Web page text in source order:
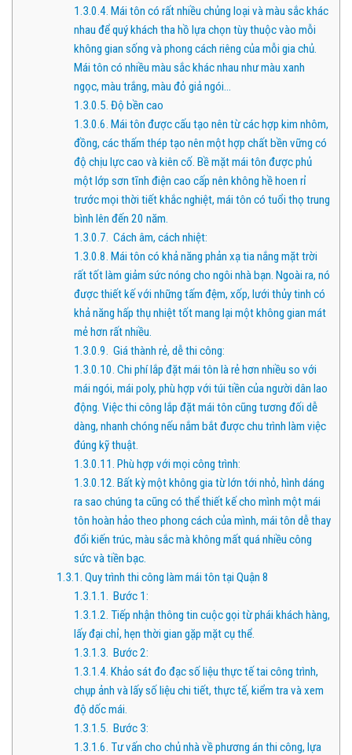
1.3.0.4. Mái tôn có rất nhiều chủng loại và màu sắc khác
nhau để quý khách tha hồ lựa chọn tùy thuộc vào mỗi
không gian sống và phong cách riêng của mỗi gia chủ.
Mái tôn có nhiều màu sắc khác nhau như màu xanh
ngọc, màu trắng, màu đỏ giả ngói…
1.3.0.5. Độ bền cao
1.3.0.6. Mái tôn được cấu tạo nên từ các hợp kim nhôm,
đồng, các thấm thép tạo nên một hợp chất bền vững có
độ chịu lực cao và kiên cố. Bề mặt mái tôn được phủ
một lớp sơn tĩnh điện cao cấp nên không hề hoen rỉ
trước mọi thời tiết khắc nghiệt, mái tôn có tuổi thọ trung
bình lên đến 20 năm.
1.3.0.7. Cách âm, cách nhiệt:
1.3.0.8. Mái tôn có khả năng phản xạ tia nắng mặt trời
rất tốt làm giảm sức nóng cho ngôi nhà bạn. Ngoài ra, nó
được thiết kế với những tấm đệm, xốp, lưới thủy tinh có
khả năng hấp thụ nhiệt tốt mang lại một không gian mát
mẻ hơn rất nhiều.
1.3.0.9. Giá thành rẻ, dễ thi công:
1.3.0.10. Chi phí lắp đặt mái tôn là rẻ hơn nhiều so với
mái ngói, mái poly, phù hợp với túi tiền của người dân lao
động. Việc thi công lắp đặt mái tôn cũng tương đối dễ
dàng, nhanh chóng nếu nắm bắt được chu trình làm việc
đúng kỹ thuật.
1.3.0.11. Phù hợp với mọi công trình:
1.3.0.12. Bất kỳ một không gia từ lớn tới nhỏ, hình dáng
ra sao chúng ta cũng có thể thiết kế cho mình một mái
tôn hoàn hảo theo phong cách của mình, mái tôn dễ thay
đổi kiến trúc, màu sắc mà không mất quá nhiều công
sức và tiền bạc.
1.3.1. Quy trình thi công làm mái tôn tại Quận 8
1.3.1.1. Bước 1:
1.3.1.2. Tiếp nhận thông tin cuộc gọi từ phái khách hàng,
lấy đại chỉ, hẹn thời gian gặp mặt cụ thể.
1.3.1.3. Bước 2:
1.3.1.4. Khảo sát đo đạc số liệu thực tế tai công trình,
chụp ảnh và lấy số liệu chi tiết, thực tế, kiểm tra và xem
độ dốc mái.
1.3.1.5. Bước 3:
1.3.1.6. Tư vấn cho chủ nhà về phương án thi công, lựa